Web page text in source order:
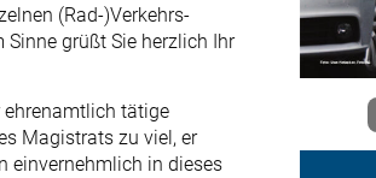
(Rad-)Verkehrs-
grüßt Sie herzlich Ihr
ehrenamtlich tätige
Magistrats zu viel, er
einvernehmlich in dieses